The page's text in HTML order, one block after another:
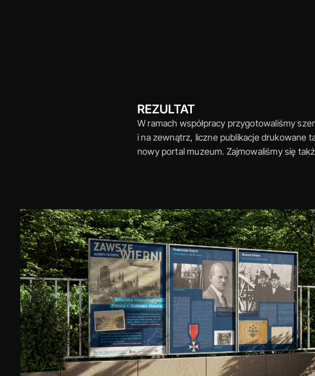
REZULTAT
W ramach współpracy przygotowaliśmy
i na zewnątrz, liczne publikacje drukowane
nowy portal muzeum. Zajmowaliśmy się